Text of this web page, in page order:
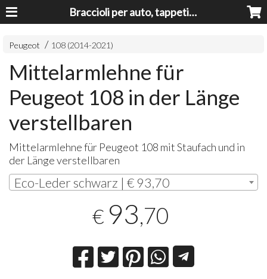
Braccioli per auto, tappeti auto, accessori auto MADE IN ITALY - Armrests, Mittelarmlehnen, Accoundoirs
Peugeot 108 (2014-2021)
Mittelarmlehne für
Peugeot 108 in der Länge
verstellbaren
Mittelarmlehne für Peugeot 108 mit Staufach und in
der Länge verstellbaren
Eco-Leder schwarz | € 93,70
€ 93,70